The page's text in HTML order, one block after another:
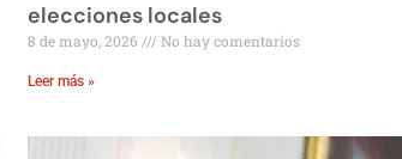
elecciones locales
8 de mayo, 2026 No hay comentarios
Leer más »